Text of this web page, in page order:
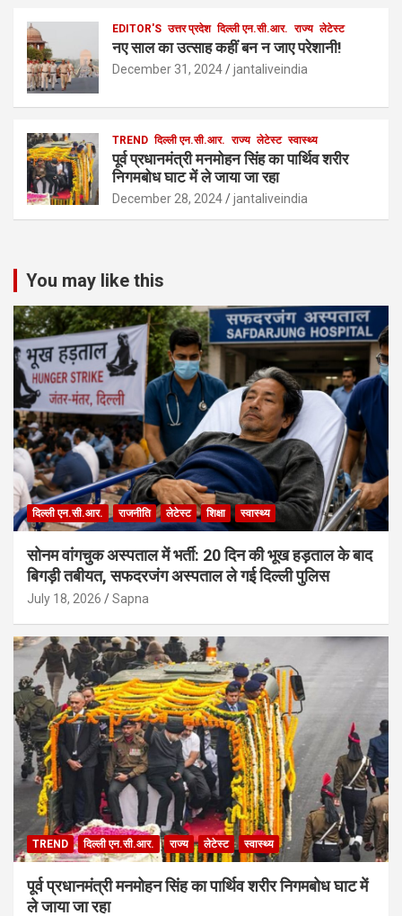
EDITOR'S उत्तर प्रदेश दिल्ली एन.सी.आर. राज्य लेटेस्ट
नए साल का उत्साह कहीं बन न जाए परेशानी!
December 31, 2024 jantaliveindia
TREND दिल्ली एन.सी.आर. राज्य लेटेस्ट स्वास्थ्य
पूर्व प्रधानमंत्री मनमोहन सिंह का पार्थिव शरीर
निगमबोध घाट में ले जाया जा रहा
December 28, 2024 jantaliveindia
You may like this
दिल्ली एन.सी.आर. राजनीति लेटेस्ट शिक्षा स्वास्थ्य
सोनम वांगचुक अस्पताल में भर्ती: 20 दिन की भूख हड़ताल के बाद
बिगड़ी तबीयत, सफदरजंग अस्पताल ले गई दिल्ली पुलिस
July 18, 2026 Sapna
TREND दिल्ली एन.सी.आर. राज्य लेटेस्ट स्वास्थ्य
पूर्व प्रधानमंत्री मनमोहन सिंह का पार्थिव शरीर निगमबोध घाट में
ले जाया जा रहा